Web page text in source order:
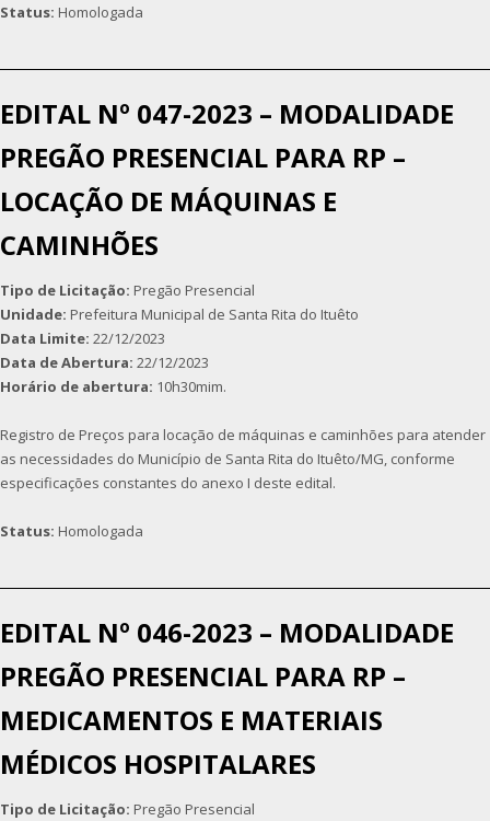
Status: Homologada
EDITAL Nº 047-2023 – MODALIDADE
PREGÃO PRESENCIAL PARA RP –
LOCAÇÃO DE MÁQUINAS E
CAMINHÕES
Tipo de Licitação: Pregão Presencial
Unidade: Prefeitura Municipal de Santa Rita do Ituêto
Data Limite: 22/12/2023
Data de Abertura: 22/12/2023
Horário de abertura: 10h30mim.
Registro de Preços para locação de máquinas e caminhões para atender
as necessidades do Município de Santa Rita do Ituêto/MG, conforme
especificações constantes do anexo I deste edital.
Status: Homologada
EDITAL Nº 046-2023 – MODALIDADE
PREGÃO PRESENCIAL PARA RP –
MEDICAMENTOS E MATERIAIS
MÉDICOS HOSPITALARES
Tipo de Licitação: Pregão Presencial